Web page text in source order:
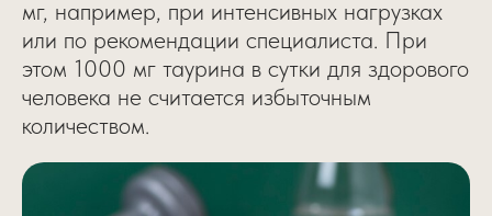
мг, например, при интенсивных нагрузках
или по рекомендации специалиста. При
этом 1000 мг таурина в сутки для здорового
человека не считается избыточным
количеством.